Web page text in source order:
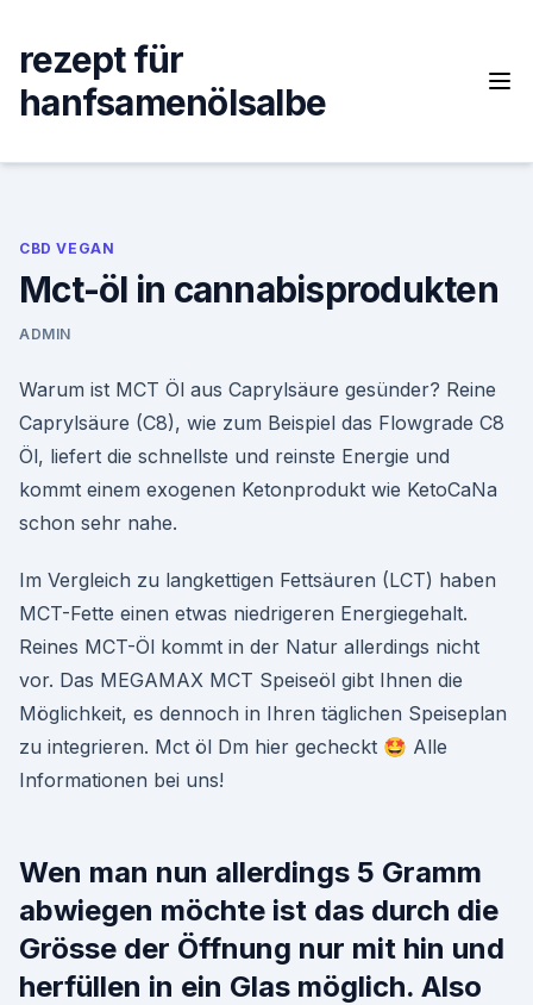
content
rezept für
hanfsamenölsalbe
CBD VEGAN
Mct-öl in cannabisprodukten
ADMIN
Warum ist MCT Öl aus Caprylsäure gesünder? Reine
Caprylsäure (C8), wie zum Beispiel das Flowgrade C8
Öl, liefert die schnellste und reinste Energie und
kommt einem exogenen Ketonprodukt wie KetoCaNa
schon sehr nahe.
Im Vergleich zu langkettigen Fettsäuren (LCT) haben
MCT-Fette einen etwas niedrigeren Energiegehalt.
Reines MCT-Öl kommt in der Natur allerdings nicht
vor. Das MEGAMAX MCT Speiseöl gibt Ihnen die
Möglichkeit, es dennoch in Ihren täglichen Speiseplan
zu integrieren. Mct öl Dm hier gecheckt 🤩 Alle
Informationen bei uns!
Wen man nun allerdings 5 Gramm
abwiegen möchte ist das durch die
Grösse der Öffnung nur mit hin und
herfüllen in ein Glas möglich. Also